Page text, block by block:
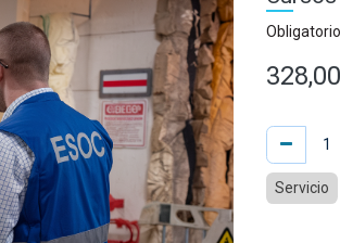
328,00
Servicio